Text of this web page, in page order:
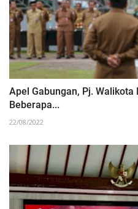
Apel Gabungan, Pj.
Beberapa...
22/08/2022